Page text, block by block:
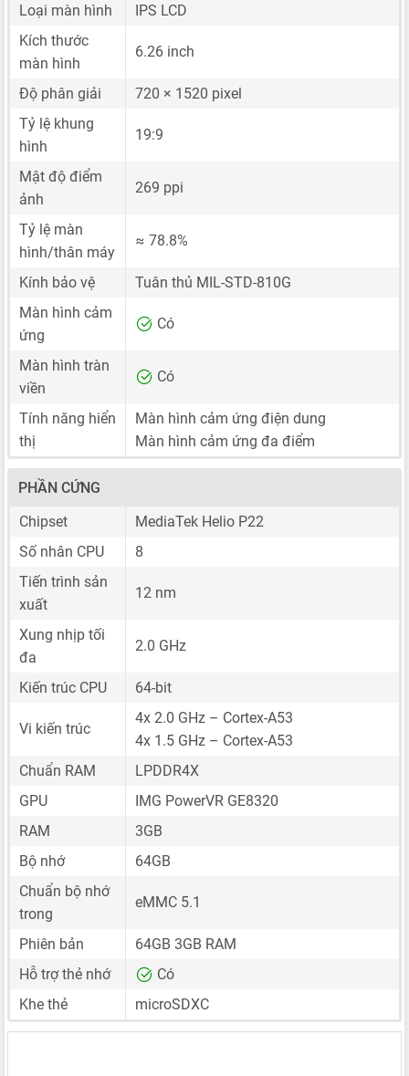
Loại màn hình
IPS LCD
Kích thước
màn hình
6.26 inch
Độ phân giải
720 × 1520 pixel
Tỷ lệ khung
hình
19:9
Mật độ điểm
ảnh
269 ppi
Tỷ lệ màn
hình/thân máy
≈ 78.8%
Kính bảo vệ
Tuân thủ MIL-STD-810G
Màn hình cảm
ứng
Có
Màn hình tràn
viền
Có
Tính năng hiển
thị
Màn hình cảm ứng điện dung
Màn hình cảm ứng đa điểm
PHẦN CỨNG
Chipset
MediaTek Helio P22
Số nhân CPU
8
Tiến trình sản
xuất
12 nm
Xung nhịp tối
đa
2.0 GHz
Kiến trúc CPU 64-bit
Vi kiến trúc
4x 2.0 GHz – Cortex-A53
4x 1.5 GHz – Cortex-A53
Chuẩn RAM
LPDDR4X
GPU
IMG PowerVR GE8320
RAM
3GB
Bộ nhớ
64GB
Chuẩn bộ nhớ
trong
eMMC 5.1
Phiên bản
64GB 3GB RAM
Hỗ trợ thẻ nhớ
Có
Khe thẻ
microSDXC